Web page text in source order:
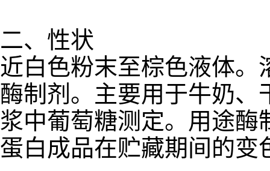
二、性状
近白色粉末至棕色液体
酶制剂。主要用于牛奶、
浆中葡萄糖测定。用途
蛋白成品在贮藏期间的